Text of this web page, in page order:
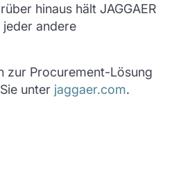
hinaus hält JAGGAER
jeder andere
zur Procurement-Lösung
unter jaggaer.com.